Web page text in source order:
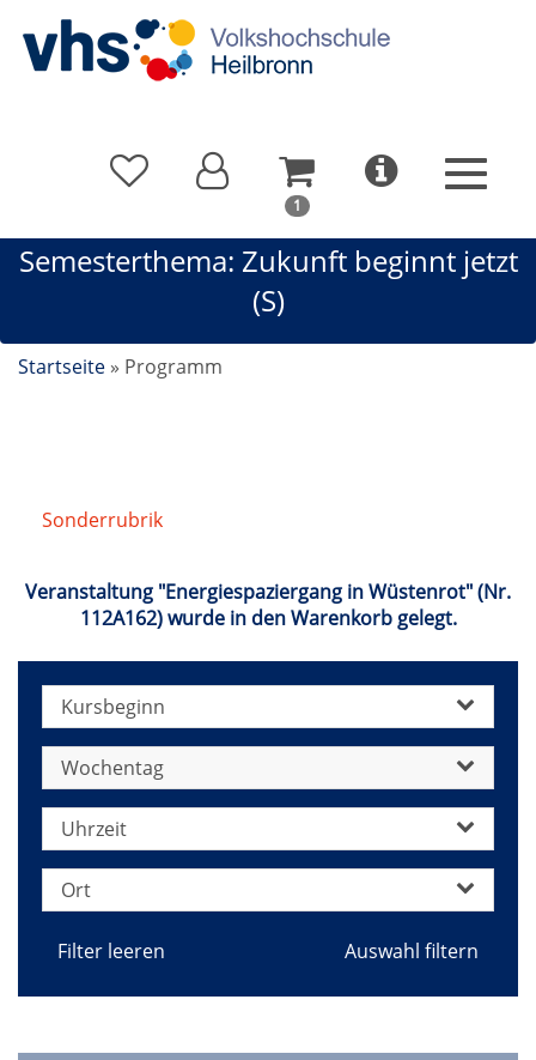
1 In
Warenkorb
Semesterthema: Zukunft beginnt jetzt
(S)
Startseite » Programm
Sonderrubrik
Veranstaltung "Energiespaziergang in Wüstenrot" (Nr.
112A162) wurde in den Warenkorb gelegt.
Kursbeginn
Wochentag
Uhrzeit
Ort
Filter leeren